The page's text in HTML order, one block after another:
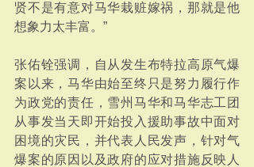
贤不是有意对马华栽赃嫁祸，那就是他
想象力太丰富。”
张佑铨强调，自从发生布特拉高原气爆
案以来，马华由始至终只是努力履行作
为政党的责任，雪州马华和马华志工团
从事发当天即开始投入援助事故中面对
困境的灾民，并代表人民发声，针对气
爆案的原因以及政府的应对措施反映人